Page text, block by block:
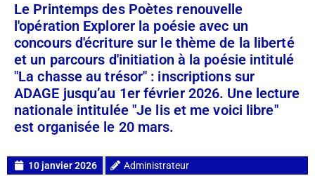
Le Printemps des Poètes renouvelle
l'opération Explorer la poésie avec un
concours d'écriture sur le thème de la liberté
et un parcours d'initiation à la poésie intitulé
"La chasse au trésor" : inscriptions sur
ADAGE jusqu’au 1er février 2026. Une lecture
nationale intitulée "Je lis et me voici libre"
est organisée le 20 mars.
10 janvier 2026 Administrateur